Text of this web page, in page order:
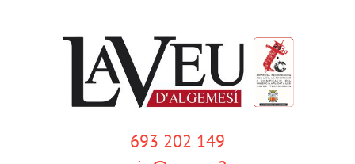
693 202 149